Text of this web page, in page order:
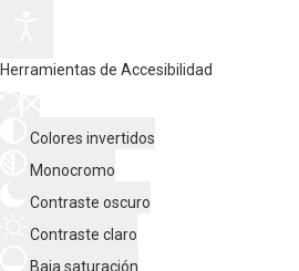
Herramientas de Accesibilidad
Colores invertidos
Monocromo
Contraste oscuro
Contraste claro
Baja saturación